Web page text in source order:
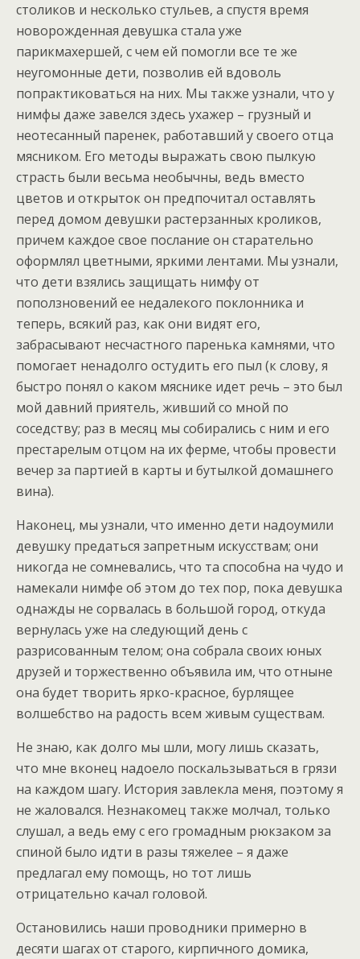
столиков и несколько стульев, а спустя время
новорожденная девушка стала уже
парикмахершей, с чем ей помогли все те же
неугомонные дети, позволив ей вдоволь
попрактиковаться на них. Мы также узнали, что у
нимфы даже завелся здесь ухажер – грузный и
неотесанный паренек, работавший у своего отца
мясником. Его методы выражать свою пылкую
страсть были весьма необычны, ведь вместо
цветов и открыток он предпочитал оставлять
перед домом девушки растерзанных кроликов,
причем каждое свое послание он старательно
оформлял цветными, яркими лентами. Мы узнали,
что дети взялись защищать нимфу от
поползновений ее недалекого поклонника и
теперь, всякий раз, как они видят его,
забрасывают несчастного паренька камнями, что
помогает ненадолго остудить его пыл (к слову, я
быстро понял о каком мяснике идет речь – это был
мой давний приятель, живший со мной по
соседству; раз в месяц мы собирались с ним и его
престарелым отцом на их ферме, чтобы провести
вечер за партией в карты и бутылкой домашнего
вина).
Наконец, мы узнали, что именно дети надоумили
девушку предаться запретным искусствам; они
никогда не сомневались, что та способна на чудо и
намекали нимфе об этом до тех пор, пока девушка
однажды не сорвалась в большой город, откуда
вернулась уже на следующий день с
разрисованным телом; она собрала своих юных
друзей и торжественно объявила им, что отныне
она будет творить ярко-красное, бурлящее
волшебство на радость всем живым существам.
Не знаю, как долго мы шли, могу лишь сказать,
что мне вконец надоело поскальзываться в грязи
на каждом шагу. История завлекла меня, поэтому я
не жаловался. Незнакомец также молчал, только
слушал, а ведь ему с его громадным рюкзаком за
спиной было идти в разы тяжелее – я даже
предлагал ему помощь, но тот лишь
отрицательно качал головой.
Остановились наши проводники примерно в
десяти шагах от старого, кирпичного домика,